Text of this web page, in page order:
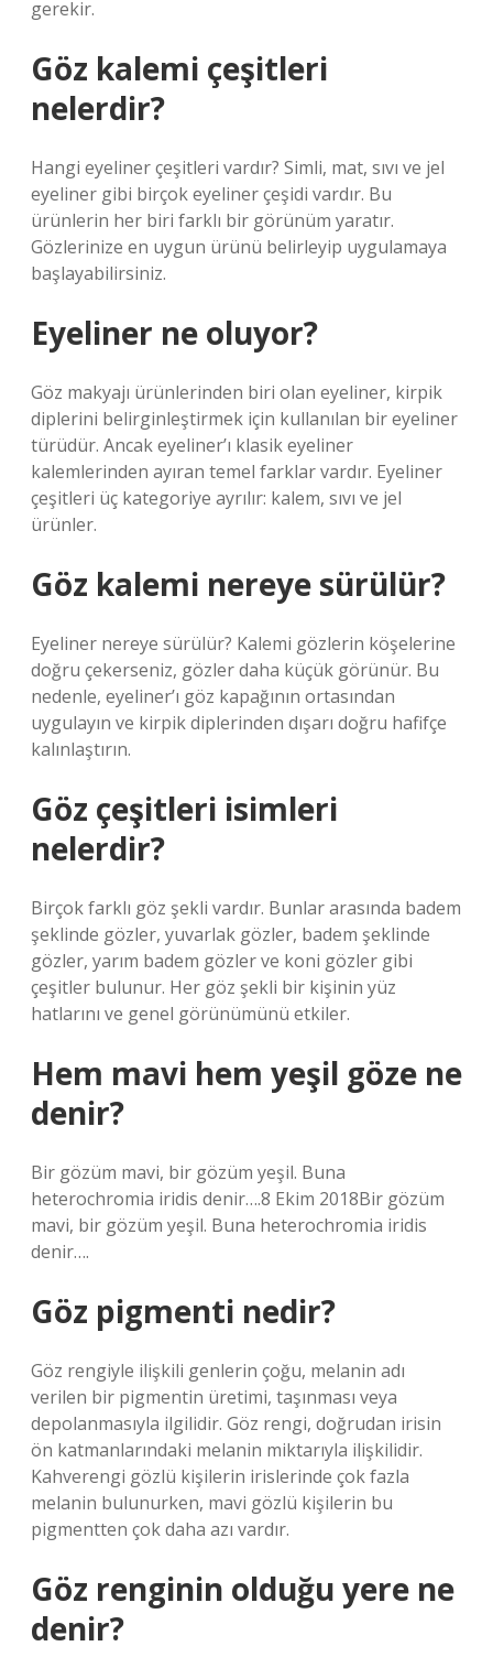
gerekir.
Göz kalemi çeşitleri
nelerdir?
Hangi eyeliner çeşitleri vardır? Simli, mat, sıvı ve jel
eyeliner gibi birçok eyeliner çeşidi vardır. Bu
ürünlerin her biri farklı bir görünüm yaratır.
Gözlerinize en uygun ürünü belirleyip uygulamaya
başlayabilirsiniz.
Eyeliner ne oluyor?
Göz makyajı ürünlerinden biri olan eyeliner, kirpik
diplerini belirginleştirmek için kullanılan bir eyeliner
türüdür. Ancak eyeliner’ı klasik eyeliner
kalemlerinden ayıran temel farklar vardır. Eyeliner
çeşitleri üç kategoriye ayrılır: kalem, sıvı ve jel
ürünler.
Göz kalemi nereye sürülür?
Eyeliner nereye sürülür? Kalemi gözlerin köşelerine
doğru çekerseniz, gözler daha küçük görünür. Bu
nedenle, eyeliner’ı göz kapağının ortasından
uygulayın ve kirpik diplerinden dışarı doğru hafifçe
kalınlaştırın.
Göz çeşitleri isimleri
nelerdir?
Birçok farklı göz şekli vardır. Bunlar arasında badem
şeklinde gözler, yuvarlak gözler, badem şeklinde
gözler, yarım badem gözler ve koni gözler gibi
çeşitler bulunur. Her göz şekli bir kişinin yüz
hatlarını ve genel görünümünü etkiler.
Hem mavi hem yeşil göze ne
denir?
Bir gözüm mavi, bir gözüm yeşil. Buna
heterochromia iridis denir….8 Ekim 2018Bir gözüm
mavi, bir gözüm yeşil. Buna heterochromia iridis
denir….
Göz pigmenti nedir?
Göz rengiyle ilişkili genlerin çoğu, melanin adı
verilen bir pigmentin üretimi, taşınması veya
depolanmasıyla ilgilidir. Göz rengi, doğrudan irisin
ön katmanlarındaki melanin miktarıyla ilişkilidir.
Kahverengi gözlü kişilerin irislerinde çok fazla
melanin bulunurken, mavi gözlü kişilerin bu
pigmentten çok daha azı vardır.
Göz renginin olduğu yere ne
denir?